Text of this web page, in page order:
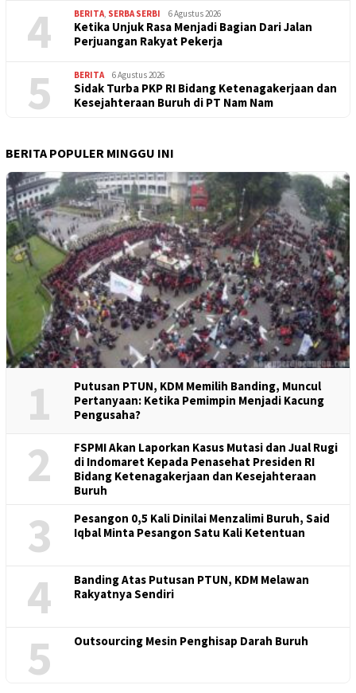
4 BERITA, SERBA SERBI 6 Agustus 2026
Ketika Unjuk Rasa Menjadi Bagian Dari Jalan
Perjuangan Rakyat Pekerja
5 BERITA 6 Agustus 2026
Sidak Turba PKP RI Bidang Ketenagakerjaan dan
Kesejahteraan Buruh di PT Nam Nam
BERITA POPULER MINGGU INI
1
Putusan PTUN, KDM Memilih Banding, Muncul
Pertanyaan: Ketika Pemimpin Menjadi Kacung
Pengusaha?
2
FSPMI Akan Laporkan Kasus Mutasi dan Jual Rugi
di Indomaret Kepada Penasehat Presiden RI
Bidang Ketenagakerjaan dan Kesejahteraan
Buruh
3
Pesangon 0,5 Kali Dinilai Menzalimi Buruh, Said
Iqbal Minta Pesangon Satu Kali Ketentuan
4
Banding Atas Putusan PTUN, KDM Melawan
Rakyatnya Sendiri
5 Outsourcing Mesin Penghisap Darah Buruh